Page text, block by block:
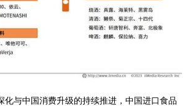
化与中国消费升级的持续推进，中国进口食品